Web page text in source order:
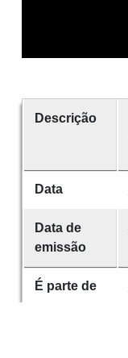
Descrição
Data
Data de
emissão
É parte de